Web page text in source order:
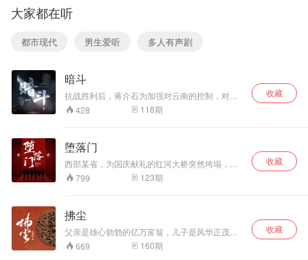
进入塔内世界，结
识绝美女帝！ 却没
想到女帝凶猛，予
取予求，林尘被迫
际，林尘觉醒至尊
神龙武魂，收获绝
世神剑，从此逆天
改命，剑武双修，
万界独尊！一剑在
魔，我自一剑斩
之！
福利分房、下岗分
流、买断工龄等时
有分房竞争的暗流
涌动，有下岗失业
的迷茫无助，也有
户”，刘铁军从车间
走向劳务市场，最
终重拾手艺；年轻
中追寻求学与成长
的出路。老槐树、
一曲震撼人心的“英
雄交响曲”。
大家都在听
都市现代 男生爱听 多人有声剧
暗斗
抗战胜利后，蒋介石为加强对云南的控制，对当
地军政人事作出调整，卢汉在复杂形势下接任云
南省政府主席。卢汉为了夺回云南的军政大权，
428 118期
收藏
堕落门
西部某省，为国庆献礼的红河大桥突然垮塌，震
动全省。公路桥梁局漂亮女局长司雪被疑与承包
商有染，牵连其中。丈夫乐文身在作协，生性风
德，心怀侥幸代妻受贿，落入圈套。痴情女波
波，痴恋乐文，无果南下深圳，又是另一番情感
纠葛，剪不断理还乱..作家，政客，官僚，暴发
户，南漂一族……集于一座门下，让他们各自展
开心灵的搏杀，灵魂与肉体的对抗中，呈现给读
799 123期
收藏
拂尘
父亲是雄心勃勃的亿万富翁，儿子是风华正茂的
大学生，两人爱上了同一个美才女，少女选择谁?
亿万富翁猝死桑拿房，身边只有一个妓女，是蓄
669 160期
收藏